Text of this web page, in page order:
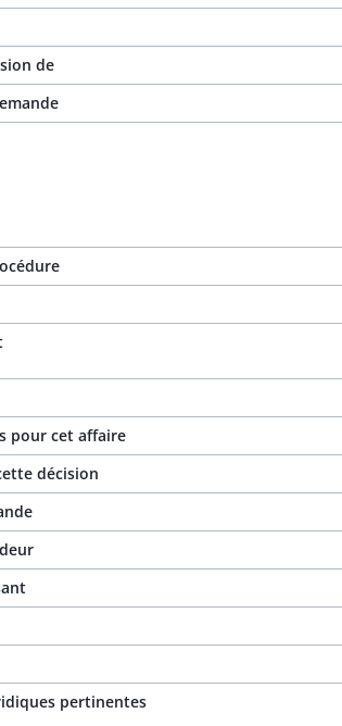
de
pour cet affaire
décision
pertinentes